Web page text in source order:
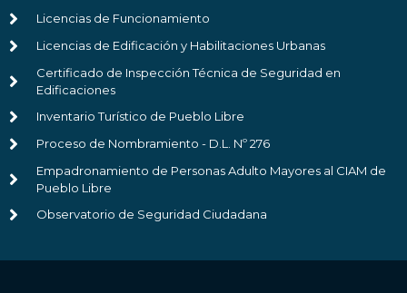
Licencias de Funcionamiento
Licencias de Edificación y Habilitaciones Urbanas
Certificado de Inspección Técnica de Seguridad en
Edificaciones
Inventario Turístico de Pueblo Libre
Proceso de Nombramiento - D.L. Nº 276
Empadronamiento de Personas Adulto Mayores al CIAM de
Pueblo Libre
Observatorio de Seguridad Ciudadana